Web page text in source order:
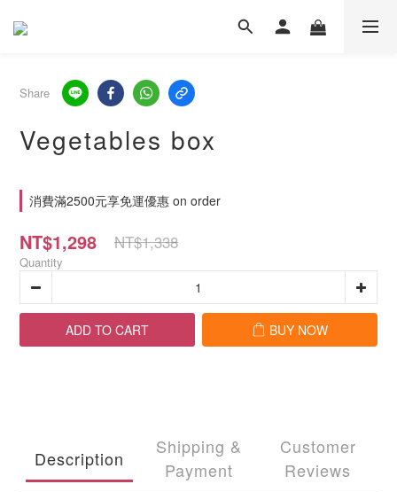
Share
Vegetables box
消費滿2500元享免運優惠 on order
NT$1,298 NT$1,338
Quantity
ADD TO CART BUY NOW
Description
Shipping &
Payment
Customer
Reviews